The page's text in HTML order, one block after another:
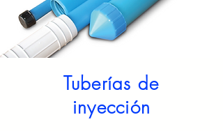
Tuberías de
inyección